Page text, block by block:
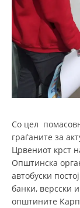
Со цел
граѓаните за
Црвениот крст
Општинска
автобуски
банки, версски
општините